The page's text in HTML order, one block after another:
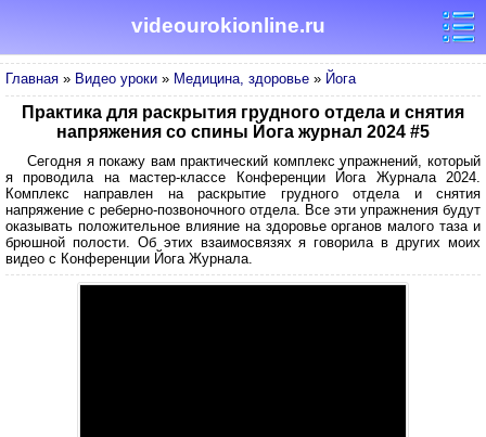
videourokionline.ru
Главная » Видео уроки » Медицина, здоровье » Йога
Практика для раскрытия грудного отдела и снятия
напряжения со спины Йога журнал 2024 #5
Сегодня я покажу вам практический комплекс упражнений, который
я проводила на мастер-классе Конференции Йога Журнала 2024.
Комплекс направлен на раскрытие грудного отдела и снятия
напряжение с реберно-позвоночного отдела. Все эти упражнения будут
оказывать положительное влияние на здоровье органов малого таза и
брюшной полости. Об этих взаимосвязях я говорила в других моих
видео с Конференции Йога Журнала.